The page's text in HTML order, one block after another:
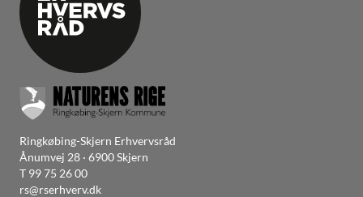
Ringkøbing-Skjern Erhvervsråd
Ånumvej 28 · 6900 Skjern
T 99 75 26 00
rs@rserhverv.dk